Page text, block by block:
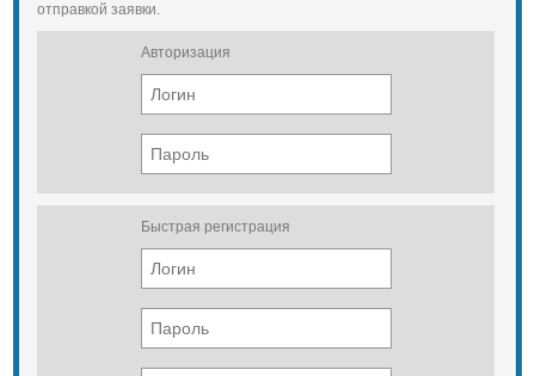
отправкой заявки.
Авторизация
Быстрая регистрация